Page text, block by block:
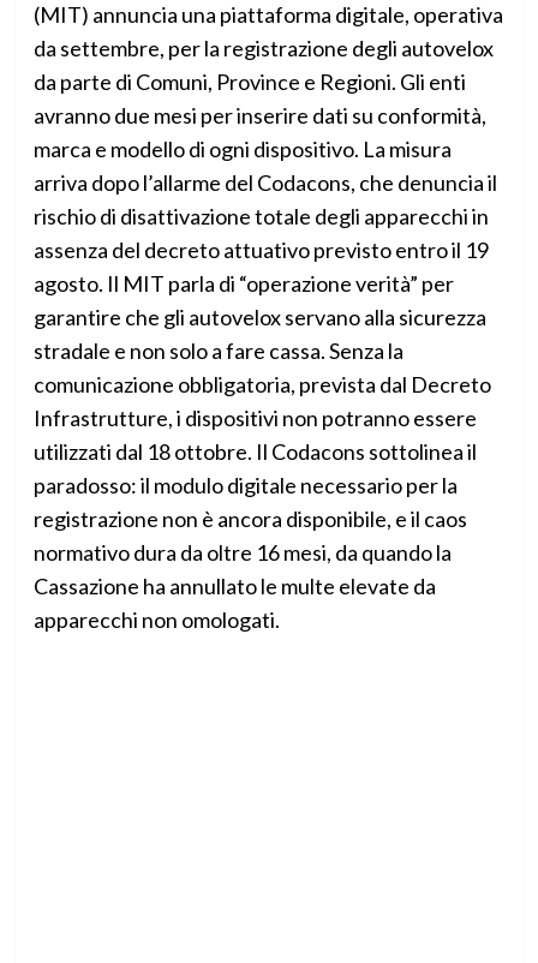
(MIT) annuncia una piattaforma digitale, operativa
da settembre, per la registrazione degli autovelox
da parte di Comuni, Province e Regioni. Gli enti
avranno due mesi per inserire dati su conformità,
marca e modello di ogni dispositivo. La misura
arriva dopo l’allarme del Codacons, che denuncia il
rischio di disattivazione totale degli apparecchi in
assenza del decreto attuativo previsto entro il 19
agosto. Il MIT parla di “operazione verità” per
garantire che gli autovelox servano alla sicurezza
stradale e non solo a fare cassa. Senza la
comunicazione obbligatoria, prevista dal Decreto
Infrastrutture, i dispositivi non potranno essere
utilizzati dal 18 ottobre. Il Codacons sottolinea il
paradosso: il modulo digitale necessario per la
registrazione non è ancora disponibile, e il caos
normativo dura da oltre 16 mesi, da quando la
Cassazione ha annullato le multe elevate da
apparecchi non omologati.